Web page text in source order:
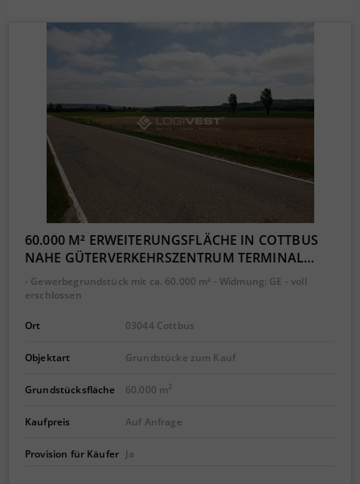
60.000 M² ERWEITERUNGSFLÄCHE IN COTTBUS
NAHE GÜTERVERKEHRSZENTRUM TERMINAL…
- Gewerbegrundstück mit ca. 60.000 m² - Widmung: GE - voll
erschlossen
Ort 03044 Cottbus
Objektart Grundstücke zum Kauf
Grundstücksfläche 60.000 m2
Kaufpreis Auf Anfrage
Provision für Käufer Ja